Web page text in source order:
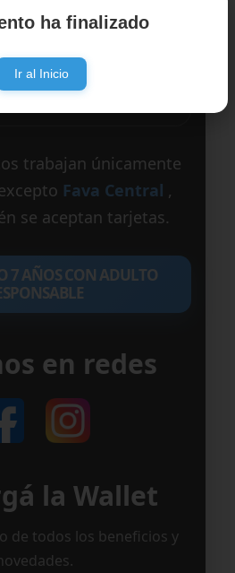
ha finalizado
Ir al Inicio
Liverpool
626 · Azul
trabajan únicamente
Fava Central ,
se aceptan tarjetas.
7 AÑOS CON ADULTO
en redes
la Wallet
de todos los beneficios y